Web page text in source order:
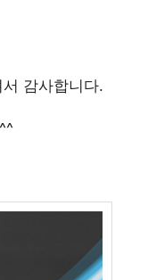
감사합니다.